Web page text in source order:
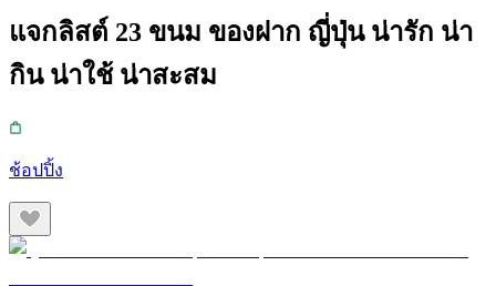
แจกลิสต์ 23 ขนม ของฝาก ญี่ปุ่น น่ารัก น่า
กิน น่าใช้ น่าสะสม
ช้อปปิ้ง